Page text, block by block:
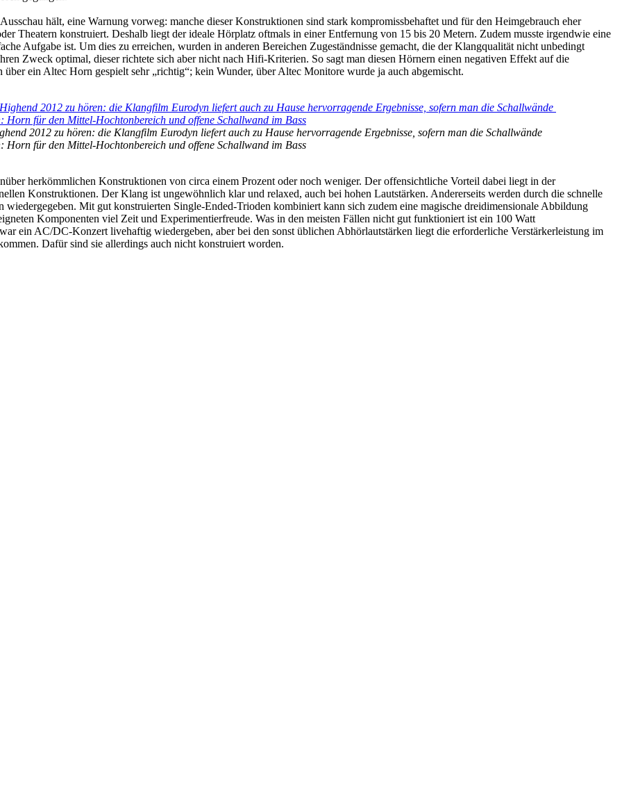
hält, eine Warnung vorweg: manche dieser Konstruktionen sind stark kompromissbehaftet und für den Heimgebrauch eher
Theatern konstruiert. Deshalb liegt der ideale Hörplatz oftmals in einer Entfernung von 15 bis 20 Metern. Zudem musste irgendwie eine
Aufgabe ist. Um dies zu erreichen, wurden in anderen Bereichen Zugeständnisse gemacht, die der Klangqualität nicht unbedingt
Zweck optimal, dieser richtete sich aber nicht nach Hifi-Kriterien. So sagt man diesen Hörnern einen negativen Effekt auf die
ein Altec Horn gespielt sehr „richtig“; kein Wunder, über Altec Monitore wurde ja auch abgemischt.
2012 zu hören: die Klangfilm Eurodyn liefert auch zu Hause hervorragende Ergebnisse, sofern man die Schallwände
für den Mittel-Hochtonbereich und offene Schallwand im Bass
herkömmlichen Konstruktionen von circa einem Prozent oder noch weniger. Der offensichtliche Vorteil dabei liegt in der
Konstruktionen. Der Klang ist ungewöhnlich klar und relaxed, auch bei hohen Lautstärken. Andererseits werden durch die schnelle
Mit gut konstruierten Single-Ended-Trioden kombiniert kann sich zudem eine magische dreidimensionale Abbildung
Komponenten viel Zeit und Experimentierfreude. Was in den meisten Fällen nicht gut funktioniert ist ein 100 Watt
ein AC/DC-Konzert livehaftig wiedergeben, aber bei den sonst üblichen Abhörlautstärken liegt die erforderliche Verstärkerleistung im
Dafür sind sie allerdings auch nicht konstruiert worden.